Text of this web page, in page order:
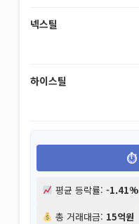
넥스틸
하이스틸
평균 등락률: -1.41%
총 거래대금: 15억원